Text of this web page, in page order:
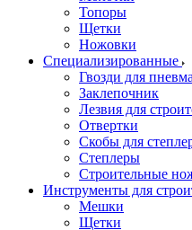
Топоры
Щетки
Ножовки
Специализированные
Гвозди для
Заклепочник
Лезвия для
Отвертки
Скобы для
Степлеры
Строительные
Инструменты для
Мешки
Щетки